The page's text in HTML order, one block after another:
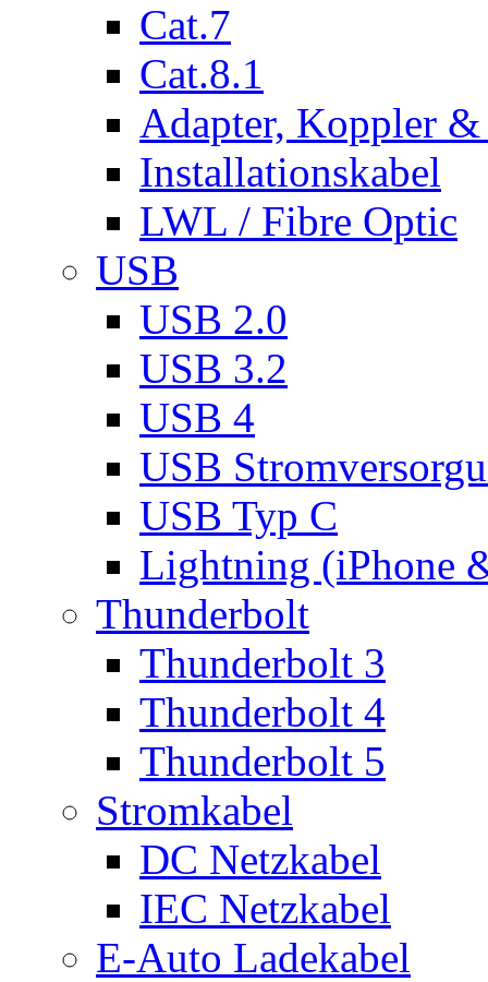
Cat.7
Cat.8.1
Adapter, Koppler &
Installationskabel
LWL / Fibre Optic
USB
USB 2.0
USB 3.2
USB 4
USB
USB Typ C
Lightning (iPhone
Thunderbolt
Thunderbolt 3
Thunderbolt 4
Thunderbolt 5
Stromkabel
DC Netzkabel
IEC Netzkabel
E-Auto Ladekabel